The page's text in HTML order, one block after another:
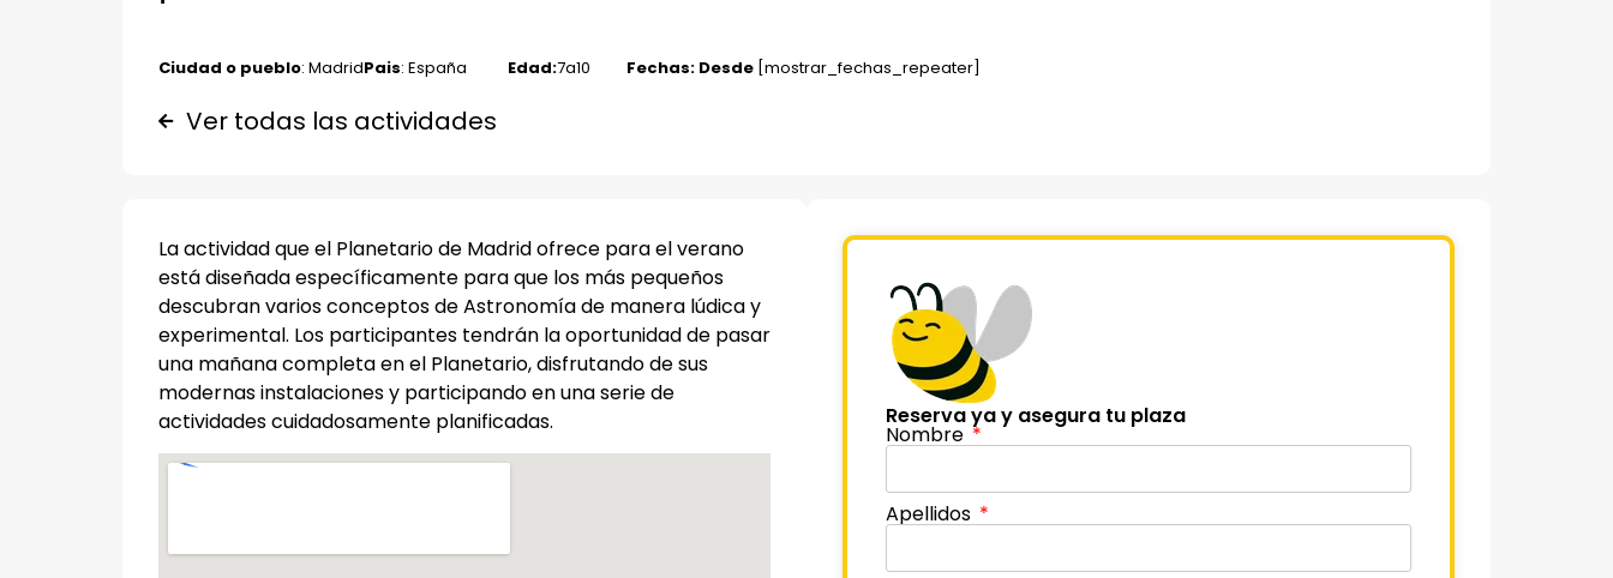
Ciudad o pueblo: MadridPais: España Edad:7a10 Fechas: Desde [mostrar_fechas_repeater]
Ver todas las actividades
La actividad que el Planetario de Madrid ofrece para el verano
está diseñada específicamente para que los más pequeños
descubran varios conceptos de Astronomía de manera lúdica y
experimental. Los participantes tendrán la oportunidad de pasar
una mañana completa en el Planetario, disfrutando de sus
modernas instalaciones y participando en una serie de
actividades cuidadosamente planificadas.
Reserva ya y asegura tu plaza
Nombre
Apellidos